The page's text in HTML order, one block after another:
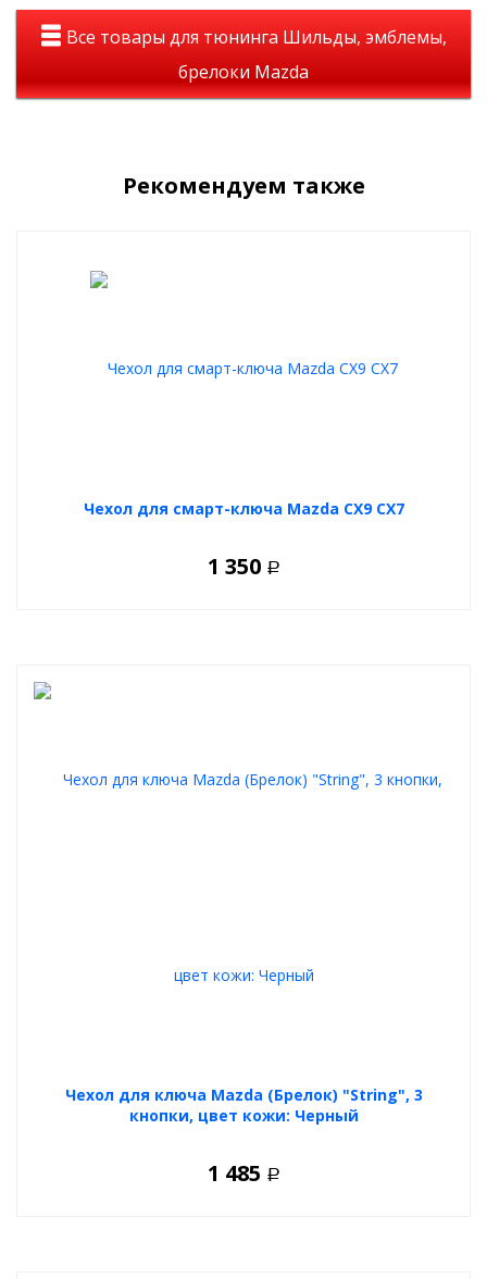
Все товары для тюнинга Шильды, эмблемы,
брелоки Mazda
Рекомендуем также
Чехол для смарт-ключа Mazda CX9 CX7
1 350 Р
Чехол для ключа Mazda (Брелок) "String", 3
кнопки, цвет кожи: Черный
1 485 Р